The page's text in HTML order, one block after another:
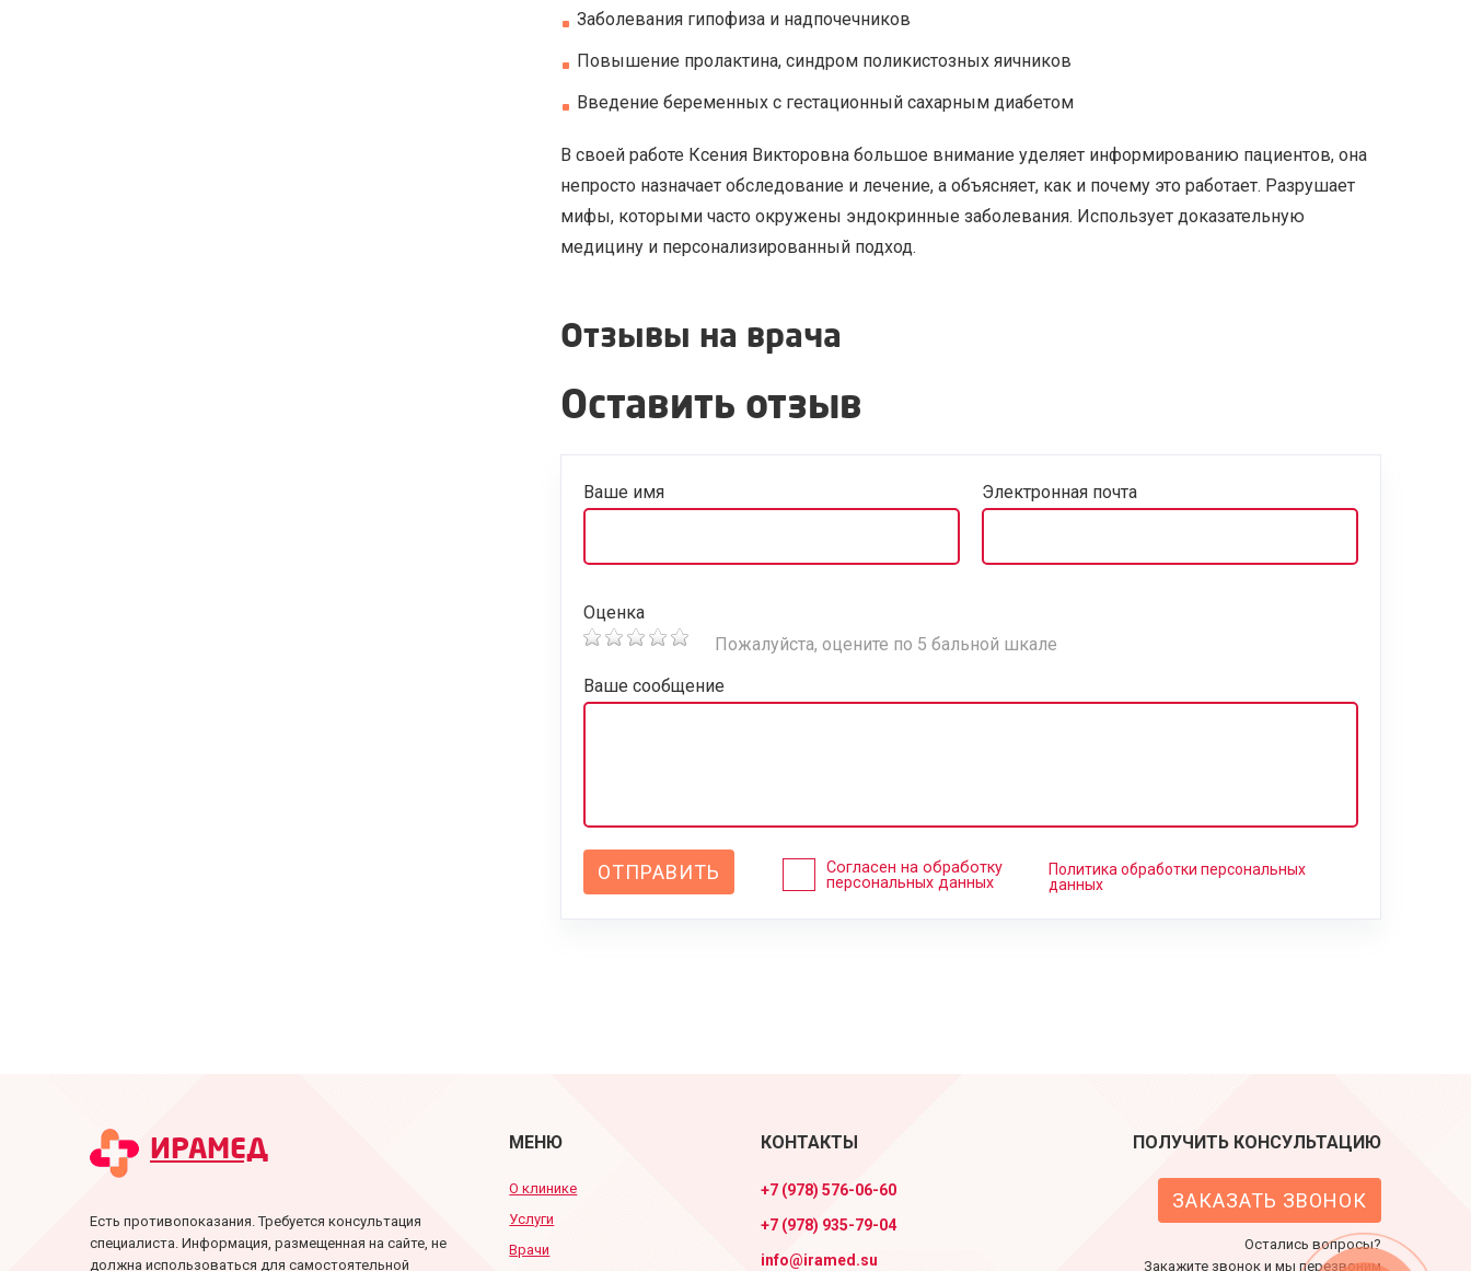
Заболевания гипофиза и надпочечников
Повышение пролактина, синдром поликистозных яичников
Введение беременных с гестационный сахарным диабетом
В своей работе Ксения Викторовна большое внимание уделяет информированию пациентов, она
непросто назначает обследование и лечение, а объясняет, как и почему это работает. Разрушает
мифы, которыми часто окружены эндокринные заболевания. Использует доказательную
медицину и персонализированный подход.
Отзывы на врача
Оставить отзыв
Ваше имя Электронная почта
Оценка
Пожалуйста, оцените по 5 бальной шкале
Ваше сообщение
Согласен на обработку
персональных данных
Политика обработки персональных
данных
ИРАМЕД
Есть противопоказания. Требуется консультация
специалиста. Информация, размещенная на сайте, не
должна использоваться для самостоятельной
МЕНЮ
О клинике
Услуги
Врачи
КОНТАКТЫ
+7 (978) 576-06-60
+7 (978) 935-79-04
info@iramed.su
ПОЛУЧИТЬ КОНСУЛЬТАЦИЮ
ЗАКАЗАТЬ ЗВОНОК
Остались вопросы?
Закажите звонок и мы перезвоним